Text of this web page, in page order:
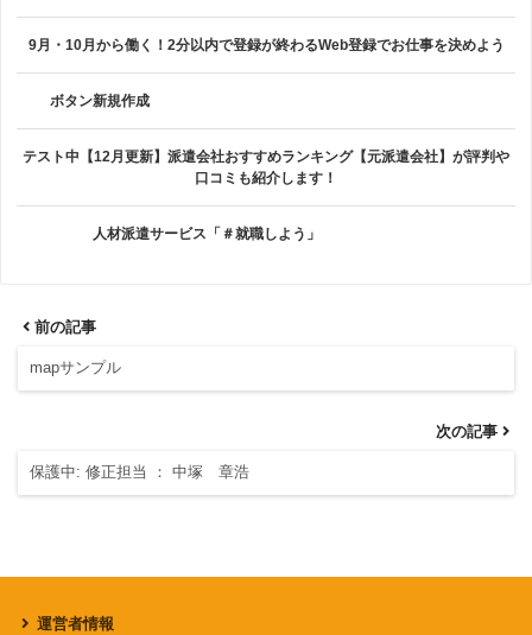
9月・10月から働く！2分以内で登録が終わるWeb登録でお仕事を決めよう
ボタン新規作成
テスト中【12月更新】派遣会社おすすめランキング【元派遣会社】が評判や
口コミも紹介します！
人材派遣サービス「＃就職しよう」
前の記事
mapサンプル
次の記事
保護中: 修正担当 ： 中塚 章浩
運営者情報